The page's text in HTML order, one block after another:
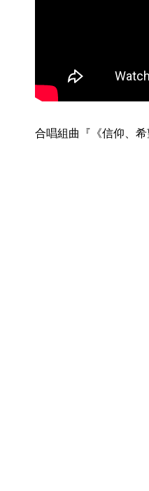
合唱組曲『《信仰、